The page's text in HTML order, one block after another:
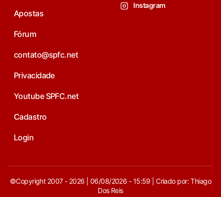
Apostas
Fórum
contato@spfc.net
Privacidade
Youtube SPFC.net
Cadastro
Login
Instagram
©Copyright 2007 - 2026 | 06/08/2026 - 15:59 | Criado por: Thiago
Dos Reis